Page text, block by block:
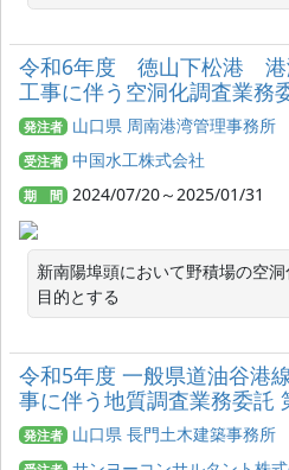
令和6年度 徳山下松港 港
工事に伴う空洞化調査業
発注者 山口県 周南港湾管理事務所
受注者 中国水工株式会社
期 間 2024/07/20～2025/01/31
新南陽埠頭において野積場の空
目的とする
令和5年度 一般県道油谷港
事に伴う地質調査業務委託
発注者 山口県 長門土木建築事務所